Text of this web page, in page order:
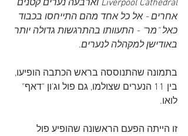
Liverpool Cathedral וארבעה נערים קטנים
אחרים - אל כל אחד מהם התייחסו בכבוד
כאל "מר" - התעוותו בהתרגשות גדולה יותר
באודישן למקהלה לנערים.
בתמונה שהתנוססה בראש הכתבה הופיעו,
בין 11 הנערים שצולמו, גם פול וג'ון "דאף"
לואו.
זו הייתה הפעם הראשונה שהופיע פול